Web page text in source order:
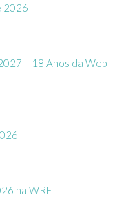
2026
– 18 Anos da Web
na WRF